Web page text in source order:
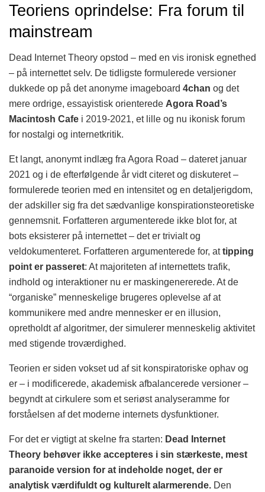
Teoriens oprindelse: Fra forum til
mainstream
Dead Internet Theory opstod – med en vis ironisk egnethed
– på internettet selv. De tidligste formulerede versioner
dukkede op på det anonyme imageboard 4chan og det
mere ordrige, essayistisk orienterede Agora Road’s
Macintosh Cafe i 2019-2021, et lille og nu ikonisk forum
for nostalgi og internetkritik.
Et langt, anonymt indlæg fra Agora Road – dateret januar
2021 og i de efterfølgende år vidt citeret og diskuteret –
formulerede teorien med en intensitet og en detaljerigdom,
der adskiller sig fra det sædvanlige konspirationsteoretiske
gennemsnit. Forfatteren argumenterede ikke blot for, at
bots eksisterer på internettet – det er trivialt og
veldokumenteret. Forfatteren argumenterede for, attipping
point er passeret: At majoriteten af internettets trafik,
indhold og interaktioner nu er maskingenererede. At de
“organiske” menneskelige brugeres oplevelse af at
kommunikere med andre mennesker er en illusion,
opretholdt af algoritmer, der simulerer menneskelig aktivitet
med stigende troværdighed.
Teorien er siden vokset ud af sit konspiratoriske ophav og
er – i modificerede, akademisk afbalancerede versioner –
begyndt at cirkulere som et seriøst analyseramme for
forståelsen af det moderne internets dysfunktioner.
For det er vigtigt at skelne fra starten: Dead Internet
Theory behøver ikke accepteres i sin stærkeste, mest
paranoide version for at indeholde noget, der er
analytisk værdifuldt og kulturelt alarmerende. Den